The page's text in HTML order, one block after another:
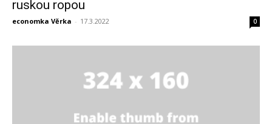
ruskou ropou
economka Věrka - 17.3.2022 0